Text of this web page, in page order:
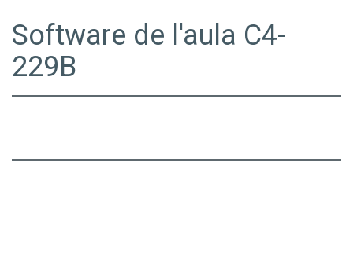
Software de l'aula C4-
229B